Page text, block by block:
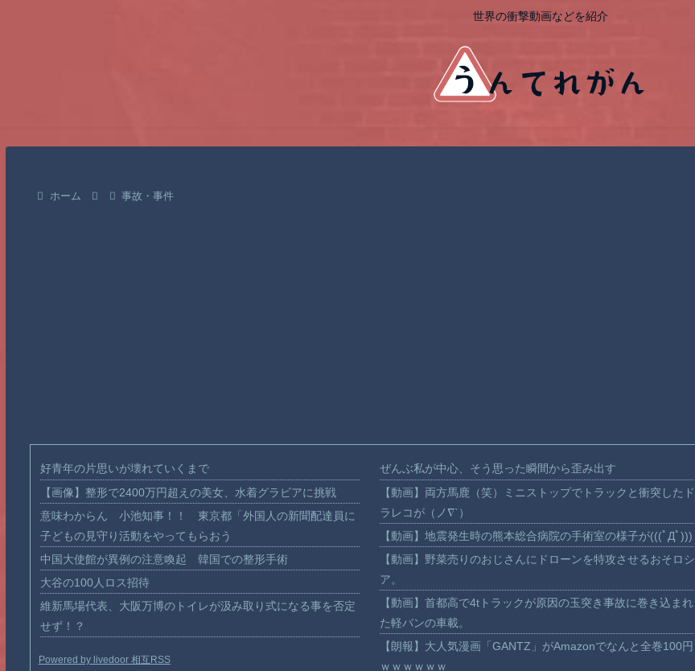
世界の衝撃動画などを紹介
ホーム 事故・事件
好青年の片思いが壊れていくまで
【画像】整形で2400万円超えの美女、水着グラビアに挑戦
意味わからん 小池知事！！ 東京都「外国人の新聞配達員に
子どもの見守り活動をやってもらおう
中国大使館が異例の注意喚起 韓国での整形手術
大谷の100人ロス招待
維新馬場代表、大阪万博のトイレが汲み取り式になる事を否定
せず！？
Powered by livedoor 相互RSS
ぜんぶ私が中心、そう思った瞬間から歪み出す
【動画】両方馬鹿（笑）ミニストップでトラックと衝突したド
ラレコが（ノ∇`）
【動画】地震発生時の熊本総合病院の手術室の様子が(((ﾟДﾟ)))
【動画】野菜売りのおじさんにドローンを特攻させるおそロシ
ア。
【動画】首都高で4tトラックが原因の玉突き事故に巻き込まれ
た軽バンの車載。
【朗報】大人気漫画「GANTZ」がAmazonでなんと全巻100円
ｗｗｗｗｗｗ